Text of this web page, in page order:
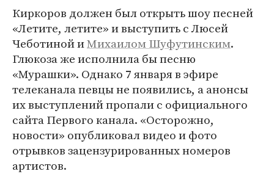
Киркоров должен был открыть шоу песней
«Летите, летите» и выступить с Люсей
Чеботиной иМихаилом Шуфутинским.
Глюкоза же исполнила бы песню
«Мурашки». Однако 7 января в эфире
телеканала певцы не появились, а анонсы
их выступлений пропали с официального
сайта Первого канала. «Осторожно,
новости» опубликовал видео и фото
отрывков зацензурированных номеров
артистов.